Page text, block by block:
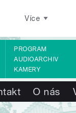
Více
PROGRAM
AUDIOARCHIV
KAMERY
O nás